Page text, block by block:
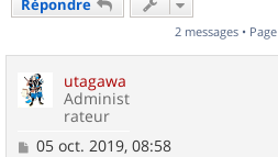
Répondre
2 messages • Page
utagawa
Administ
rateur
M
05 oct. 2019, 08:58